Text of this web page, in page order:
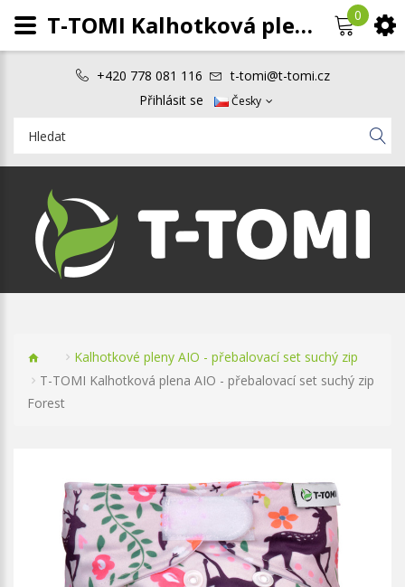
+420 778 081 116
t-tomi@t-tomi.cz
Přihlásit se
Česky
0
Kalhotkové pleny AIO - přebalovací set suchý zip
T-TOMI Kalhotková plena AIO - přebalovací set suchý zip
Forest
T-TOMI Kalhotková plena AIO - přebalovací set suchý zip Forest